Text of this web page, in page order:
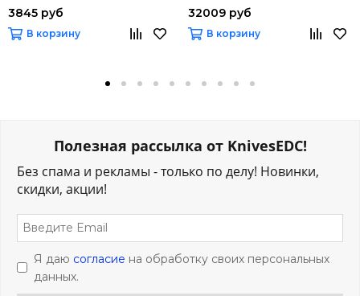
3845 руб
В корзину
32009 руб
В корзину
Полезная рассылка от KnivesEDC!
Без спама и рекламы - только по делу! Новинки,
скидки, акции!
Я даю согласие на обработку своих персональных
данных.